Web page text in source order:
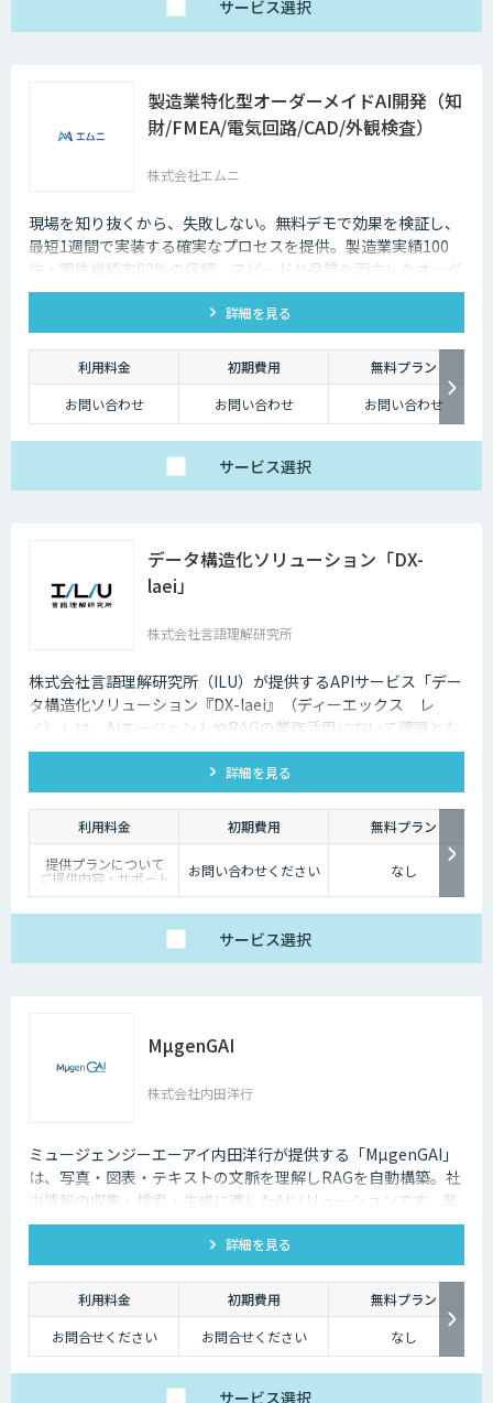
サービス選択
製造業特化型オーダーメイドAI開発（知
財/FMEA/電気回路/CAD/外観検査）
株式会社エムニ
現場を知り抜くから、失敗しない。無料デモで効果を検証し、
最短1週間で実装する確実なプロセスを提供。製造業実績100
件・案件継続率82%の信頼。スピードと品質を両立したオーダ
ーメイドAIならエムニ。
詳細を見る
利用料金 初期費用
無料プラン
お問い合わせ
お問い合わせ お問い合わせ
サービス選択
データ構造化ソリューション「DX-
laei」
株式会社言語理解研究所
株式会社言語理解研究所（ILU）が提供するAPIサービス「デー
タ構造化ソリューション『DX-laei』（ディーエックス レ
イ）」は、AIエージェントやRAGの業務活用において課題とな
る「回答精度の低さ」や「利用者にプロンプト知識が求められ
る」といった運用上の問題に対し、日本語に特化した自然言語
処理技術でアプローチします。 「DX-laei」は、ドキュメント
の構造化処理に加え、ユーザーの質問意図を意味的に再構成
し、最適な検索クエリへ変換する機能を備えています。これに
より、生成AIの精度を左右する“入力精度”と“検索対象の整
備”の両面から、RAGやAIエージェントの回答品質を向上させ
ます。
詳細を見る
利用料金 初期費用
無料プラン
提供プランについて
ご提供内容・サポート
範囲の違いに応じて、
汎用的な高精度ドキュ
DX-laeiの基本的な機能
を、高精度でありなが
らコストを抑えてご利
用いただけます。
イズ（辞書構築・AI学
習）に対応したプラ
ン。
個社最適化すること
が含まれたドキュメン
【プレミアム】
アドバンスの内容に加
え、より高度なカスタ
マイズ（高精度AI学
習・フォロー支援）に
ンプレミス環境への対
応など、個別要件に柔
お問い合わせください なし
サービス選択
MµgenGAI
株式会社内田洋行
ミュージェンジーエーアイ内田洋行が提供する「MµgenGAI」
は、写真・図表・テキストの文脈を理解しRAGを自動構築。社
内情報の収集・検索・生成に適したAIソリューションです。業
種を問わず業務効率とナレッジ活用を支援します。
詳細を見る
利用料金 初期費用
無料プラン
お問合せください
お問合せください なし
サービス選択